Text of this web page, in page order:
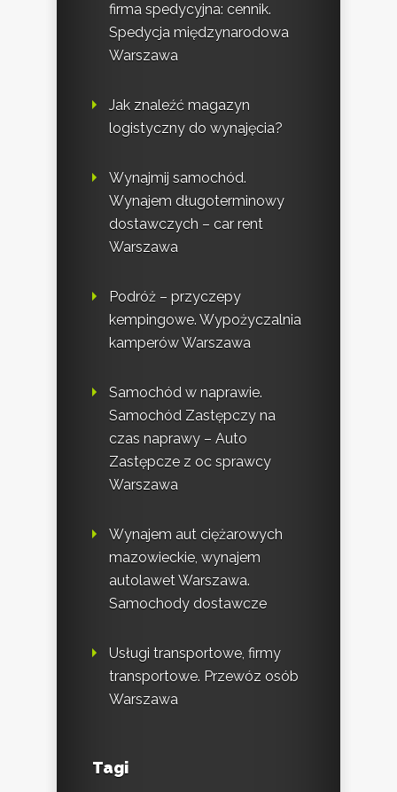
firma spedycyjna: cennik.
Spedycja międzynarodowa
Warszawa
Jak znaleźć magazyn
logistyczny do wynajęcia?
Wynajmij samochód.
Wynajem długoterminowy
dostawczych – car rent
Warszawa
Podróż – przyczepy
kempingowe. Wypożyczalnia
kamperów Warszawa
Samochód w naprawie.
Samochód Zastępczy na
czas naprawy – Auto
Zastępcze z oc sprawcy
Warszawa
Wynajem aut ciężarowych
mazowieckie, wynajem
autolawet Warszawa.
Samochody dostawcze
Usługi transportowe, firmy
transportowe. Przewóz osób
Warszawa
Tagi